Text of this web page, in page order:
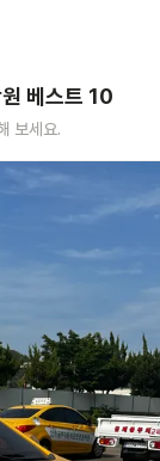
베스트 10
보세요.